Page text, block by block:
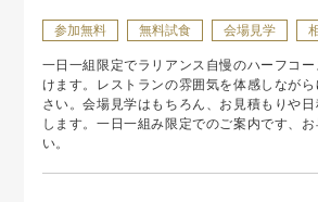
参加無料 無料試食 会場見学
一日一組限定でラリアンス自慢のハーフコ
けます。レストランの雰囲気を体感しなが
さい。会場見学はもちろん、お見積もりや
します。一日一組み限定でのご案内です、
い。